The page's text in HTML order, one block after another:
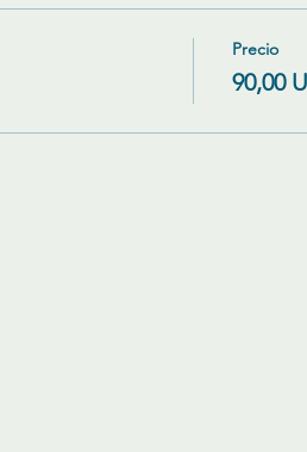
Precio
90,00